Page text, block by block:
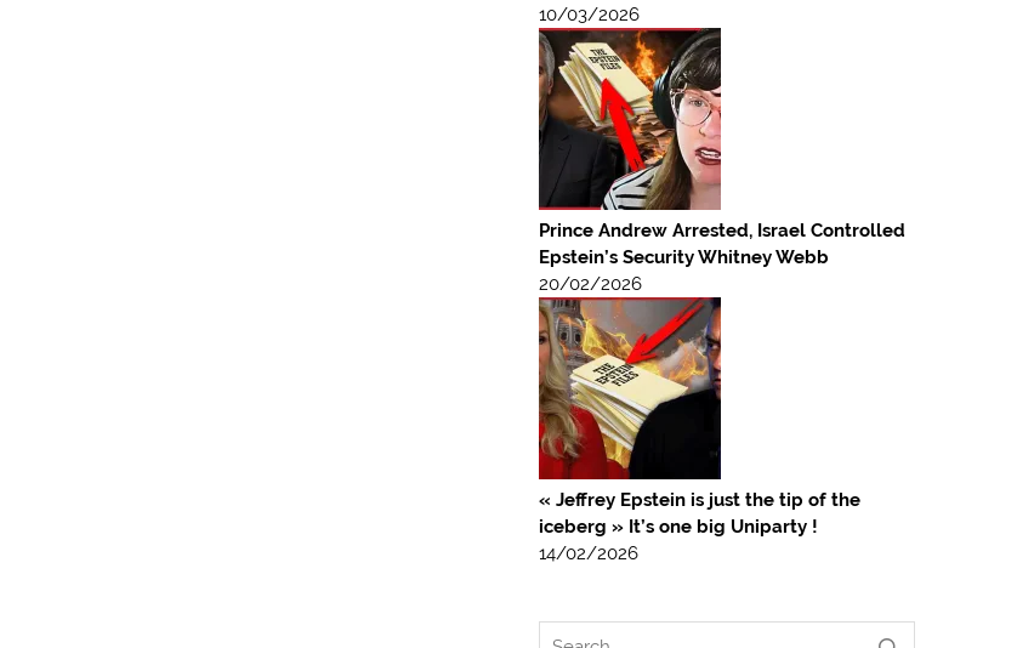
10/03/2026
Prince Andrew Arrested, Israel Controlled
Epstein’s Security Whitney Webb
20/02/2026
« Jeffrey Epstein is just the tip of the
iceberg » It’s one big Uniparty !
14/02/2026